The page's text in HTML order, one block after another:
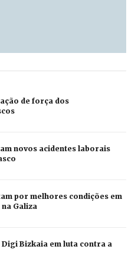
de força dos
novos acidentes laborais
por melhores condições em
Galiza
Bizkaia em luta contra a